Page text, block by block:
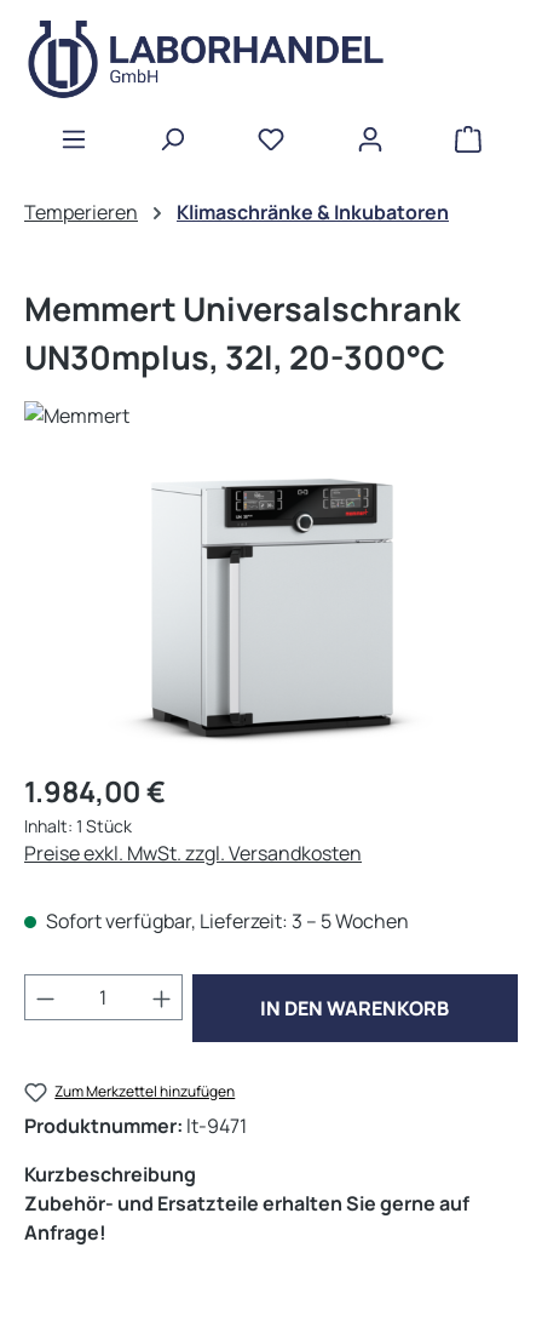
Zum Hauptinhalt springen
Temperieren Klimaschränke & Inkubatoren
Memmert Universalschrank
UN30mplus, 32l, 20-300°C
Bildergalerie überspringen
Regulärer Preis:
1.984,00 €
Inhalt: 1 Stück
Preise exkl. MwSt. zzgl. Versandkosten
Sofort verfügbar, Lieferzeit: 3 – 5 Wochen
Produkt Anzahl: Gib den gewünschten
IN DEN WARENKORB
Zum Merkzettel hinzufügen
Produktnummer: lt-9471
Kurzbeschreibung
Zubehör- und Ersatzteile erhalten Sie gerne auf
Anfrage!